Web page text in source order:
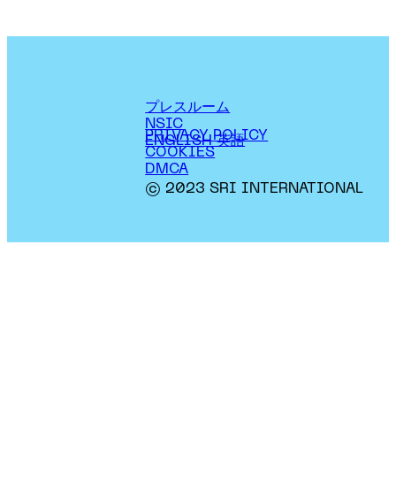
プレスルーム
NSIC
ENGLISH 英語
PRIVACY POLICY
COOKIES
DMCA
© 2023 SRI INTERNATIONAL